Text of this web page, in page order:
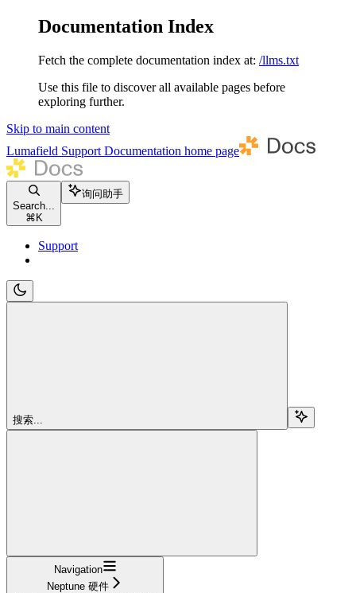
Documentation Index
Fetch the complete documentation index at: /llms.txt
Use this file to discover all available pages before
exploring further.
Skip to main content
Lumafield Support Documentation home page
Search...
⌘ K
询问助手
Support
搜索...
Navigation
Neptune 硬件